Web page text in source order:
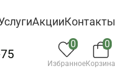
АкцииКонтакты
0
Избранное
0
Корзина